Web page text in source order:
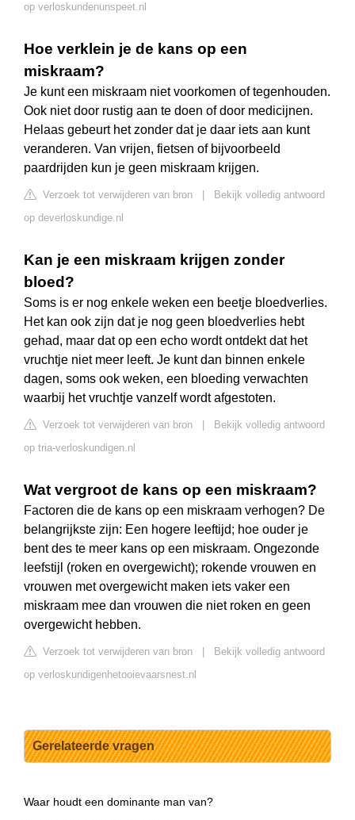
op verloskundenunspeet.nl
Hoe verklein je de kans op een
miskraam?
Je kunt een miskraam niet voorkomen of tegenhouden.
Ook niet door rustig aan te doen of door medicijnen.
Helaas gebeurt het zonder dat je daar iets aan kunt
veranderen. Van vrijen, fietsen of bijvoorbeeld
paardrijden kun je geen miskraam krijgen.
Verzoek tot verwijderen van bron
Bekijk volledig antwoord
op deverloskundige.nl
Kan je een miskraam krijgen zonder
bloed?
Soms is er nog enkele weken een beetje bloedverlies.
Het kan ook zijn dat je nog geen bloedverlies hebt
gehad, maar dat op een echo wordt ontdekt dat het
vruchtje niet meer leeft. Je kunt dan binnen enkele
dagen, soms ook weken, een bloeding verwachten
waarbij het vruchtje vanzelf wordt afgestoten.
Verzoek tot verwijderen van bron
Bekijk volledig antwoord
op tria-verloskundigen.nl
Wat vergroot de kans op een miskraam?
Factoren die de kans op een miskraam verhogen? De
belangrijkste zijn: Een hogere leeftijd; hoe ouder je
bent des te meer kans op een miskraam. Ongezonde
leefstijl (roken en overgewicht); rokende vrouwen en
vrouwen met overgewicht maken iets vaker een
miskraam mee dan vrouwen die niet roken en geen
overgewicht hebben.
Verzoek tot verwijderen van bron
Bekijk volledig antwoord
op verloskundigenhetooievaarsnest.nl
Gerelateerde vragen
Waar houdt een dominante man van?